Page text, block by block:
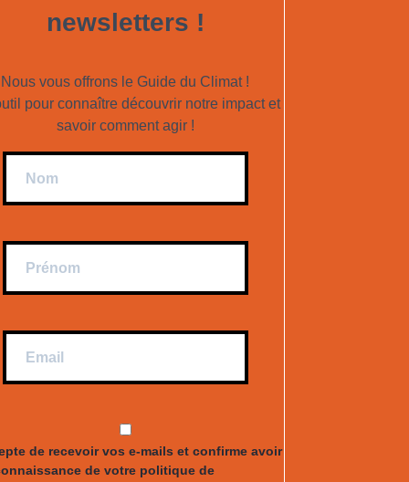
newsletters !
Nous vous offrons le Guide du Climat !
pour connaître découvrir notre impact et
savoir comment agir !
de recevoir vos e-mails et confirme avoir
de votre politique de